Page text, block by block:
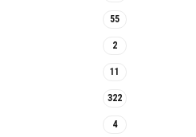
55
2
11
322
4